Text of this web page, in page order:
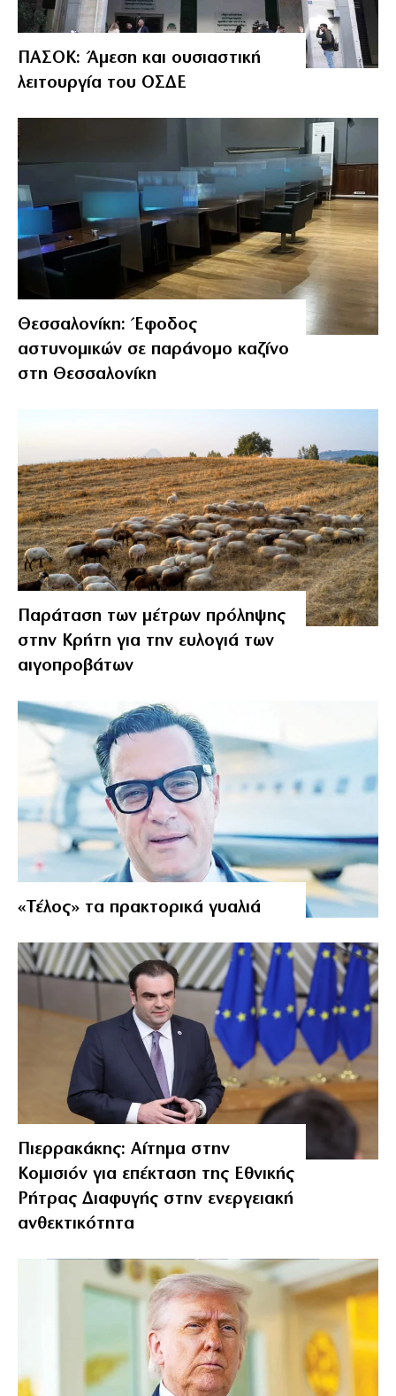
ΠΑΣΟΚ: Άμεση και ουσιαστική
λειτουργία του ΟΣΔΕ
Θεσσαλονίκη: Έφοδος
αστυνομικών σε παράνομο καζίνο
στη Θεσσαλονίκη
Παράταση των μέτρων πρόληψης
στην Κρήτη για την ευλογιά των
αιγοπροβάτων
«Τέλος» τα πρακτορικά γυαλιά
Πιερρακάκης: Αίτημα στην
Κομισιόν για επέκταση της Εθνικής
Ρήτρας Διαφυγής στην ενεργειακή
ανθεκτικότητα